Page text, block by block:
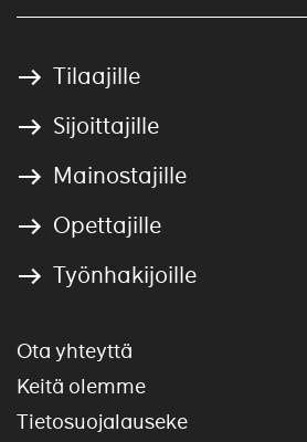
Tilaajille
Sijoittajille
Mainostajille
Opettajille
Työnhakijoille
Ota yhteyttä
Keitä olemme
Tietosuojalauseke